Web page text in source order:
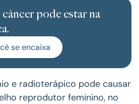
pode estar na
se encaixa
e radioterápico pode causar
reprodutor feminino, no